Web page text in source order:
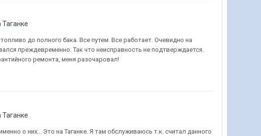
Таганке
до полного бака. Все путем. Все работает. Очевидно на
преждевременно. Так что неисправность не подтверждается.
ремонта, меня разочаровал!
Таганке
о них... Это на Таганке. Я там обслуживаюсь т.к. считал данного